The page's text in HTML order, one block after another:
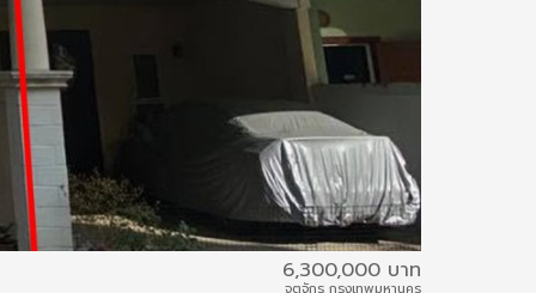
6,300,000 บาท
จตุจักร กรุงเทพมหานคร